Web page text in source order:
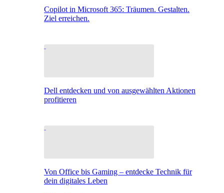
Copilot in Microsoft 365: Träumen. Gestalten.
Ziel erreichen.
Dell entdecken und von ausgewählten Aktionen
profitieren
Von Office bis Gaming – entdecke Technik für
dein digitales Leben